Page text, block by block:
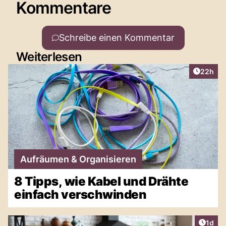
Kommentare
Schreibe einen Kommentar
Weiterlesen
Artikel
22h
Aufräumen & Organisieren
8 Tipps, wie Kabel und Drähte
einfach verschwinden
1d